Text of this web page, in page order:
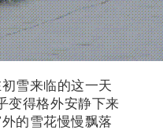
雪来临的这一天
变得格外安静下来
的雪花慢慢飘落